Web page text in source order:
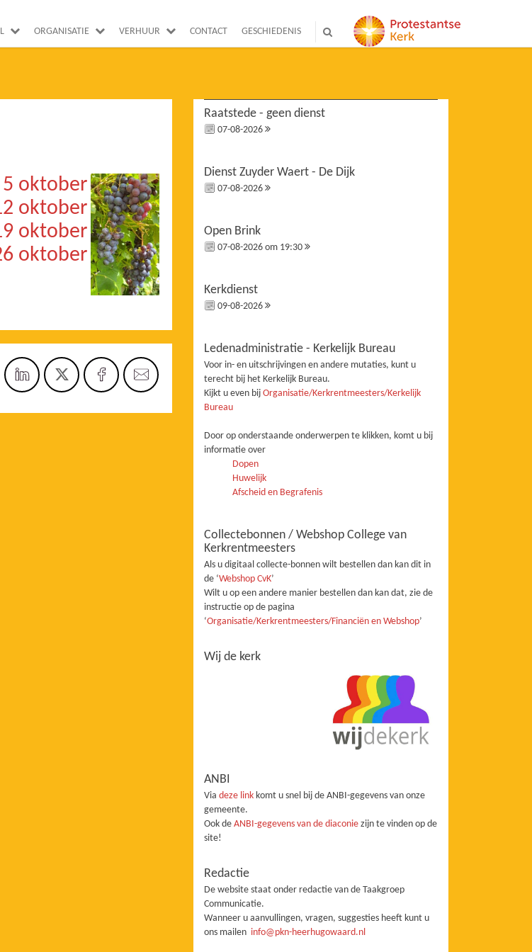
ORGANISATIE VERHUUR CONTACT GESCHIEDENIS
5 oktober
oktober
oktober
oktober
Raatstede - geen dienst
07-08-2026
Dienst Zuyder Waert - De Dijk
07-08-2026
Open Brink
07-08-2026 om 19:30
Kerkdienst
09-08-2026
Ledenadministratie - Kerkelijk Bureau
Voor in- en uitschrijvingen en andere mutaties, kunt u
terecht bij het Kerkelijk Bureau.
Kijkt u even bijOrganisatie/Kerkrentmeesters/Kerkelijk
Bureau
Door op onderstaande onderwerpen te klikken, komt u bij
informatie over
Dopen
Huwelijk
Afscheid en Begrafenis
Collectebonnen / Webshop College van
Kerkrentmeesters
Als u digitaal collecte-bonnen wilt bestellen dan kan dit in
de ‘Webshop CvK’
Wilt u op een andere manier bestellen dan kan dat, zie de
instructie op de pagina
‘Organisatie/Kerkrentmeesters/Financiën en Webshop’
Wij de kerk
ANBI
Viadeze link komt u snel bij de ANBI-gegevens van onze
gemeente.
Ook deANBI-gegevens van de diaconiezijn te vinden op de
site!
Redactie
De website staat onder redactie van de Taakgroep
Communicatie.
Wanneer u aanvullingen, vragen, suggesties heeft kunt u
ons mailen info@pkn-heerhugowaard.nl